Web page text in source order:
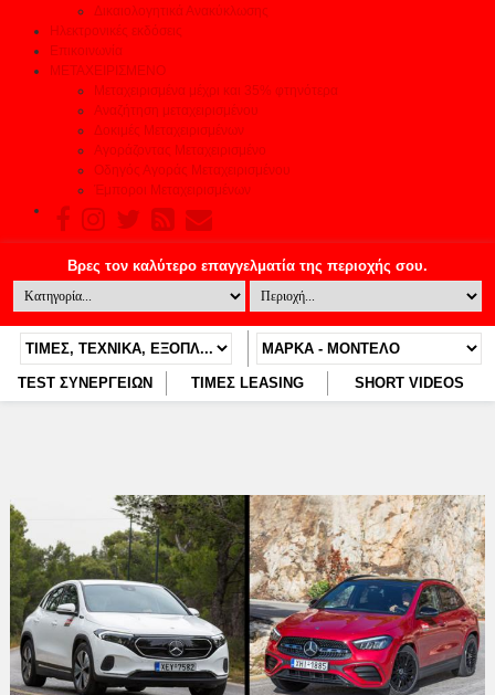
Δικαιολογητικά Ανακύκλωσης
Ηλεκτρονικές εκδόσεις
Επικοινωνία
ΜΕΤΑΧΕΙΡΙΣΜΕΝΟ
Μεταχειρισμένα μέχρι και 35% φτηνότερα
Αναζήτηση μεταχειρισμένου
Δοκιμές Μεταχειρισμένων
Αγοράζοντας Μεταχειρισμένο
Οδηγός Αγοράς Μεταχειρισμένου
Έμποροι Μεταχειρισμένων
TEST ΣΥΝΕΡΓΕΙΩΝ ΤΙΜΕΣ LEASING SHORT VIDEOS